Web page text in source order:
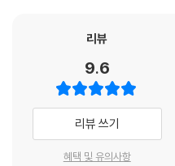
퇴사하겠습니다
분명 눈이 부시도록 근사하리라
리뷰
9.6
리뷰 쓰기
혜택 및 유의사항